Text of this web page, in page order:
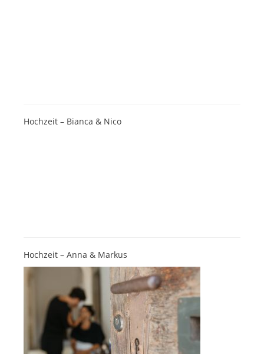
Hochzeit – Bianca & Nico
Hochzeit – Anna & Markus